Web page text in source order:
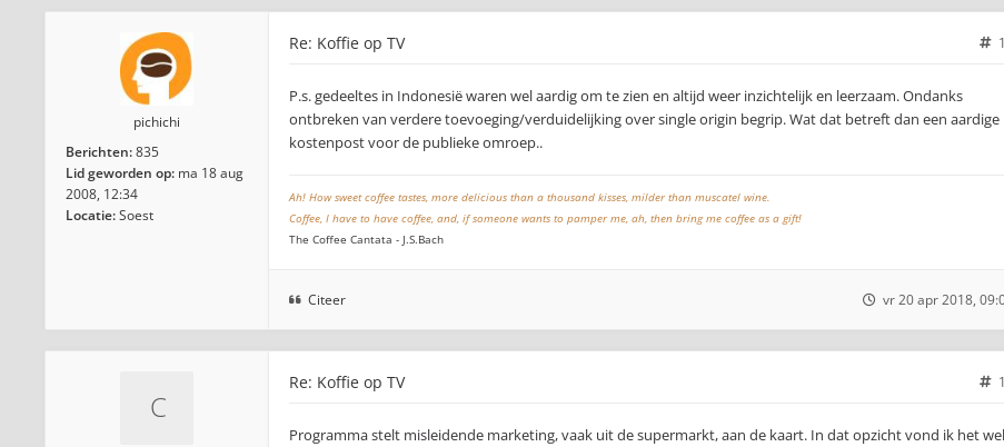
pichichi
Berichten:835
Lid geworden op: ma 18 aug
2008, 12:34
Locatie:Soest
Re: Koffie op TV
P.s. gedeeltes in Indonesië waren wel aardig om te zien en altijd weer inzichtelijk en leerzaam. Ondanks
ontbreken van verdere toevoeging/verduidelijking over single origin begrip. Wat dat betreft dan een aardige
kostenpost voor de publieke omroep..
Ah! How sweet coffee tastes, more delicious than a thousand kisses, milder than muscatel wine.
Coffee, I have to have coffee, and, if someone wants to pamper me, ah, then bring me coffee as a gift!
The Coffee Cantata - J.S.Bach
Citeer vr 20 apr 2018,
Re: Koffie op TV
Programma stelt misleidende marketing, vaak uit de supermarkt, aan de kaart. In dat opzicht vond ik het wel